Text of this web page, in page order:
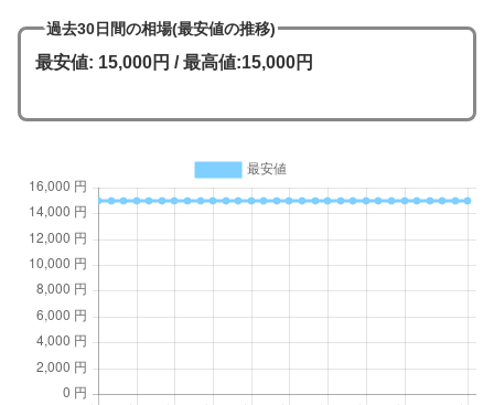
過去30日間の相場(最安値の推移)
最安値: 15,000円 / 最高値:15,000円